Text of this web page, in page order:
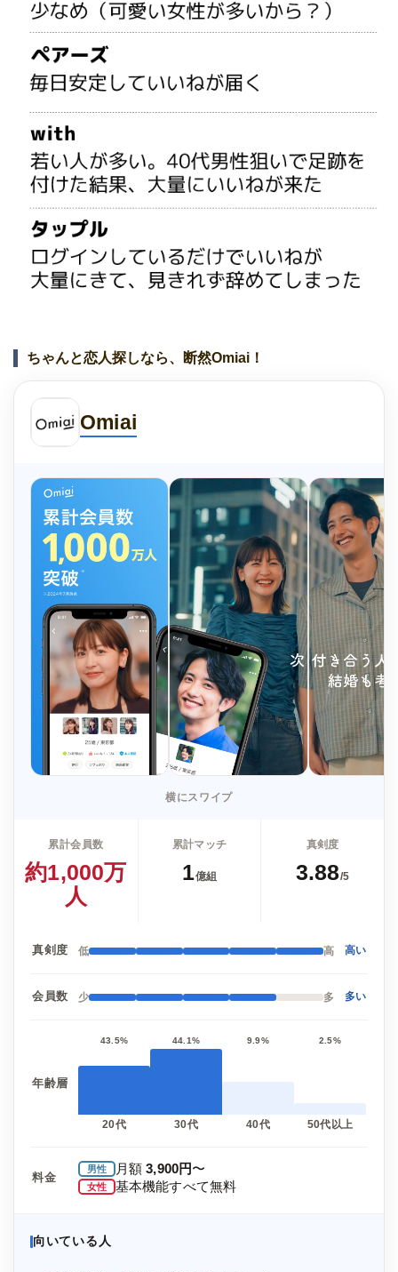
ちゃんと恋人探しなら、断然Omiai！
Omiai
横にスワイプ
累計会員数
約1,000万
人
累計マッチ
1億組
真剣度
3.88/5
真剣度 低 高 高い
会員数 少 多 多い
年齢層
43.5%
20代
44.1%
30代
9.9%
40代
2.5%
50代以上
料金
男性 月額3,900円〜
女性 基本機能すべて無料
向いている人